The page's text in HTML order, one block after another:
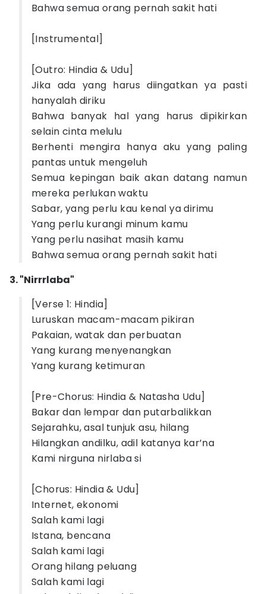
Bahwa semua orang pernah sakit hati
[Instrumental]
[Outro: Hindia & Udu]
Jika ada yang harus diingatkan ya pasti
hanyalah diriku
Bahwa banyak hal yang harus dipikirkan
selain cinta melulu
Berhenti mengira hanya aku yang paling
pantas untuk mengeluh
Semua kepingan baik akan datang namun
mereka perlukan waktu
Sabar, yang perlu kau kenal ya dirimu
Yang perlu kurangi minum kamu
Yang perlu nasihat masih kamu
Bahwa semua orang pernah sakit hati
3. "Nirrrlaba"
[Verse 1: Hindia]
Luruskan macam-macam pikiran
Pakaian, watak dan perbuatan
Yang kurang menyenangkan
Yang kurang ketimuran
[Pre-Chorus: Hindia & Natasha Udu]
Bakar dan lempar dan putarbalikkan
Sejarahku, asal tunjuk asu, hilang
Hilangkan andilku, adil katanya kar’na
Kami nirguna nirlaba si
[Chorus: Hindia & Udu]
Internet, ekonomi
Salah kami lagi
Istana, bencana
Salah kami lagi
Orang hilang peluang
Salah kami lagi